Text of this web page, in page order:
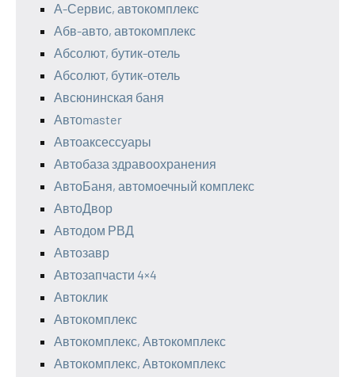
А-Сервис, автокомплекс
Абв-авто, автокомплекс
Абсолют, бутик-отель
Абсолют, бутик-отель
Авсюнинская баня
Автоmaster
Автоаксессуары
Автобаза здравоохранения
АвтоБаня, автомоечный комплекс
АвтоДвор
Автодом РВД
Автозавр
Автозапчасти 4×4
Автоклик
Автокомплекс
Автокомплекс, Автокомплекс
Автокомплекс, Автокомплекс